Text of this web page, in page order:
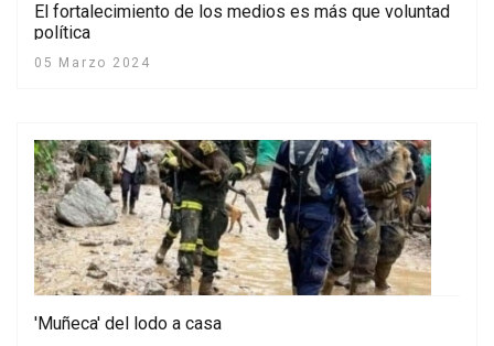
El fortalecimiento de los medios es más que voluntad
política
05 Marzo 2024
'Muñeca' del lodo a casa